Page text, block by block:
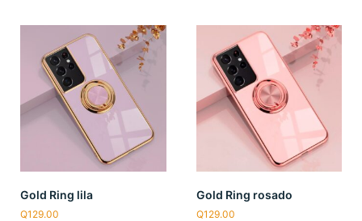
Gold Ring lila
Q129.00
Gold Ring rosado
Q129.00